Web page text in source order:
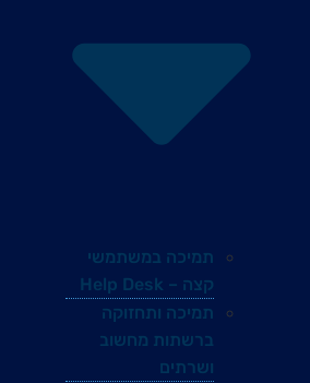
תמיכה במשתמשי
קצה – Help Desk
תמיכה ותחזוקה
ברשתות מחשוב
ושרתים